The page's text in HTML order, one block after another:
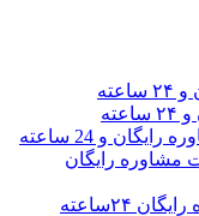
24 ساعته
رایگان